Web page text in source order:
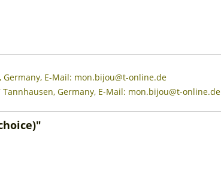
E-Mail: mon.bijou@t-online.de
Germany, E-Mail: mon.bijou@t-online.de